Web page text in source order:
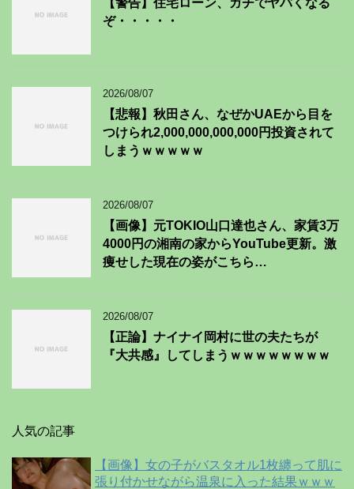
ぞ・・・・・
2026/08/07
【悲報】秋田さん、なぜかUAEから目を
つけられ2,000,000,000,000円投資されて
しまうｗｗｗｗｗ
2026/08/07
【画像】元TOKIO山口達也さん、家賃3万
4000円の湘南の家からYouTube更新。激
痩せした現在の姿がこちら…
2026/08/07
【正論】ナイナイ岡村に世の夫たちが
『大共感』してしまうｗｗｗｗｗｗｗｗ
人気の記事
【画像】女の子がバスタオル1枚纏って肌に
張り付かせながら温泉に入った結果ｗｗｗ